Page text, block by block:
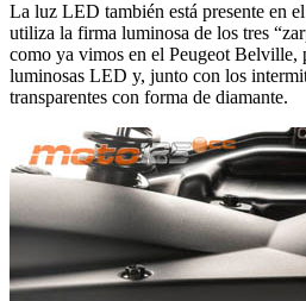
La luz LED también está presente en
utiliza la firma luminosa de los tres
como ya vimos en el Peugeot Belville,
luminosas LED y, junto con los
transparentes con forma de diamante.